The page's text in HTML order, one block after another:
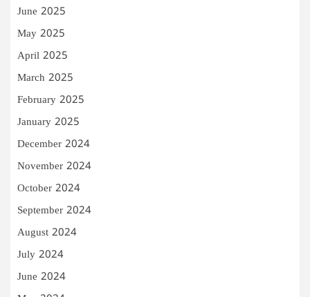
June 2025
May 2025
April 2025
March 2025
February 2025
January 2025
December 2024
November 2024
October 2024
September 2024
August 2024
July 2024
June 2024